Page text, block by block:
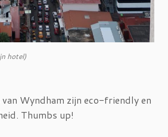
hotel)
Wyndham zijn eco-friendly en
Thumbs up!